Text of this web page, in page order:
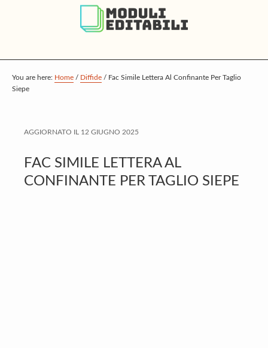
p
t
a
n
c
p
t
r
m
a
p
t
o
t
e
You are here: Home / Diffide / Fac Simile Lettera Al Confinante Per Taglio
Siepe
AGGIORNATO IL 12 GIUGNO 2025
FAC SIMILE LETTERA AL
CONFINANTE PER TAGLIO SIEPE